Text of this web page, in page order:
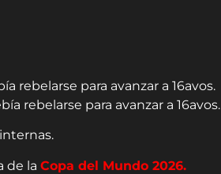
rebelarse para avanzar a 16avos.
rebelarse para avanzar a 16avos.
de la Copa del Mundo 2026.